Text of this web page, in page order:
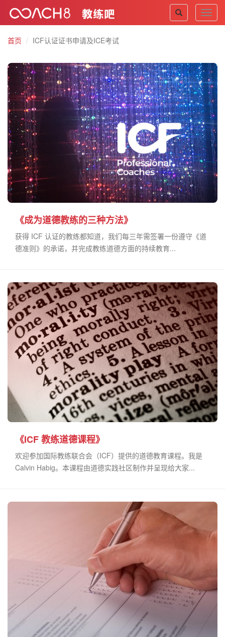
首页
ICF认证证书申请及ICE考试
《成为道德教练的三种方法》
获得 ICF 认证的教练都知道，我们每三年需签署一份遵守《道
德准则》的承诺，并完成教练道德方面的持续教育...
《ICF 教练道德课程》
欢迎参加国际教练联合会（ICF）提供的道德教育课程。我是
Calvin Habig。本课程由道德实践社区制作并呈现给大家...